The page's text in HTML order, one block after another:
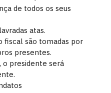
de todos os seus
atas.
fiscal são tomadas por
presentes.
o presidente será